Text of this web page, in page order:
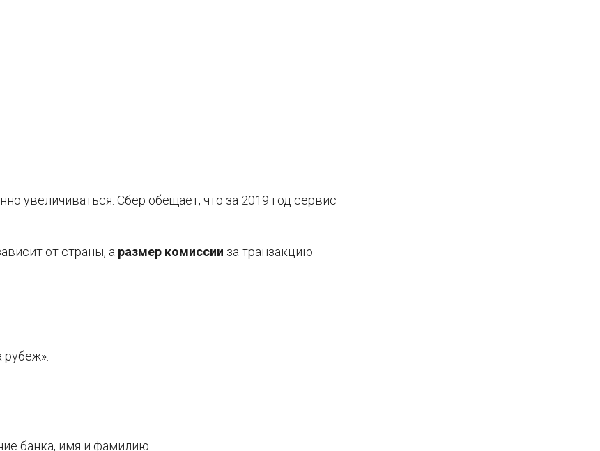
увеличиваться. Сбер обещает, что за 2019 год сервис
от страны, а размер комиссии за транзакцию
банка, имя и фамилию